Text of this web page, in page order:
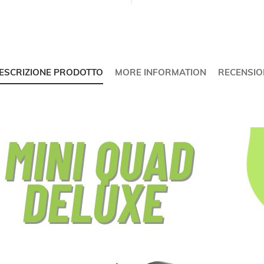
PRODOTTO MORE INFORMATION